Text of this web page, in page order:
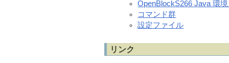
OpenBlockS266 Java 環
コマンド群
設定ファイル
リンク